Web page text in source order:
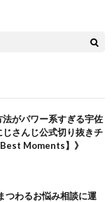
がパワー系すぎる宇佐
さんじ公式切り抜きチ
Moments】》
つわるお悩み相談に運